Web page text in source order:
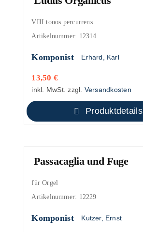
VIII tonos percurrens
Artikelnummer: 12314
Komponist Erhard, Karl
13,50 €
inkl. MwSt. zzgl. Versandkosten
Produktdetails
Passacaglia und Fuge
für Orgel
Artikelnummer: 12229
Komponist Kutzer, Ernst